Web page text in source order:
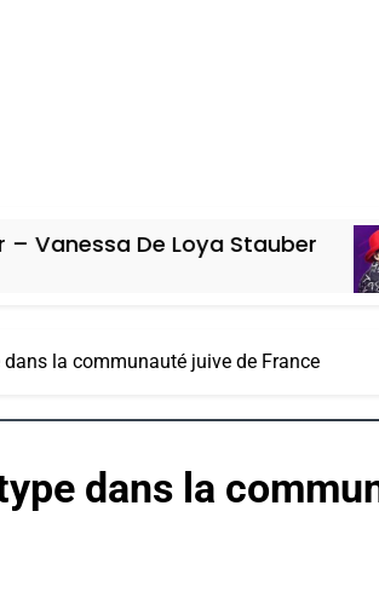
De Loya Stauber
5
la communauté juive de France
dans la